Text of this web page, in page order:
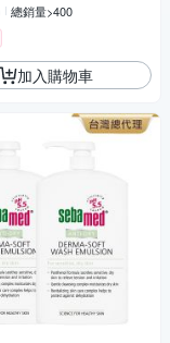
總銷量>400
加入購物車